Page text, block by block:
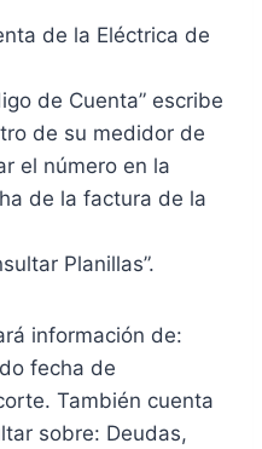
de la Eléctrica de
de Cuenta” escribe
de su medidor de
el número en la
de la factura de la
Planillas”.
información de:
fecha de
También cuenta
sobre: Deudas,